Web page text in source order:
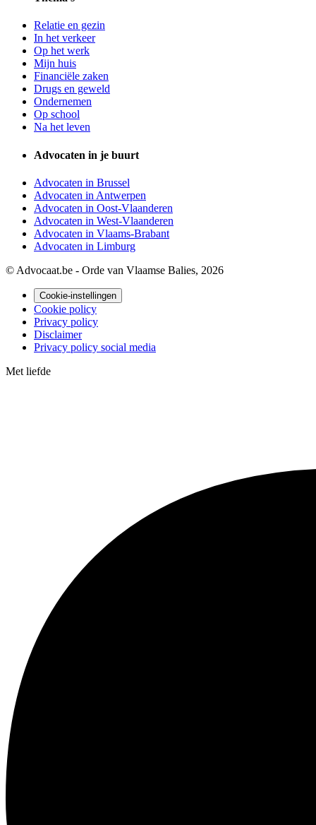
Relatie en gezin
In het verkeer
Op het werk
Mijn huis
Financiële zaken
Drugs en geweld
Ondernemen
Op school
Na het leven
Advocaten in je buurt
Advocaten in Brussel
Advocaten in Antwerpen
Advocaten in Oost-Vlaanderen
Advocaten in West-Vlaanderen
Advocaten in Vlaams-Brabant
Advocaten in Limburg
© Advocaat.be - Orde van Vlaamse Balies, 2026
Cookie-instellingen
Cookie policy
Privacy policy
Disclaimer
Privacy policy social media
Met liefde